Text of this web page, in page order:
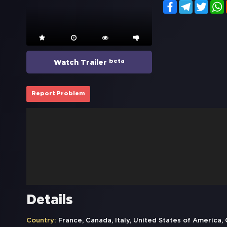
Watch Trailer beta
FacebookTelegram
Report Problem
Details
Country: France, Canada, Italy, United States of America,